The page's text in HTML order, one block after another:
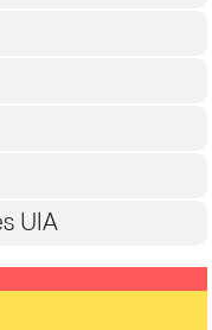
UIA